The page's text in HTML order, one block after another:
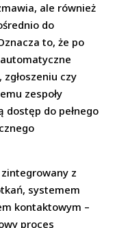
ale również
do
to, że po
czy
zespoły
dostęp do pełnego
z
systemem
kontaktowym –
proces